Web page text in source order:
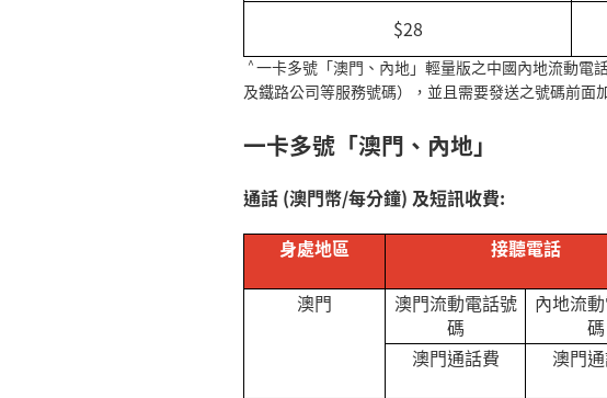
$28
^ 一卡多號「澳門、內地」輕量版之中國內地流動電
及鐵路公司等服務號碼），並且需要發送之號碼前面
一卡多號「澳門、內地」
通話 (澳門幣/每分鐘) 及短訊收費:
身處地區
接聽電話
澳門
澳門流動電話號
碼
內地流
碼
澳門通話費
澳門